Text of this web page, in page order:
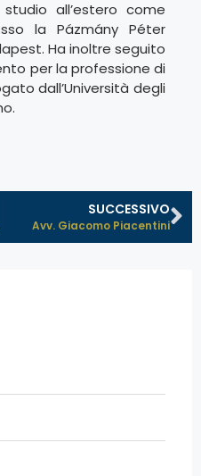
all’estero come
la Pázmány Péter
Ha inoltre seguito
per la professione di
dall’Università degli
SUCCESSIVO
Avv. Giacomo Piacentini